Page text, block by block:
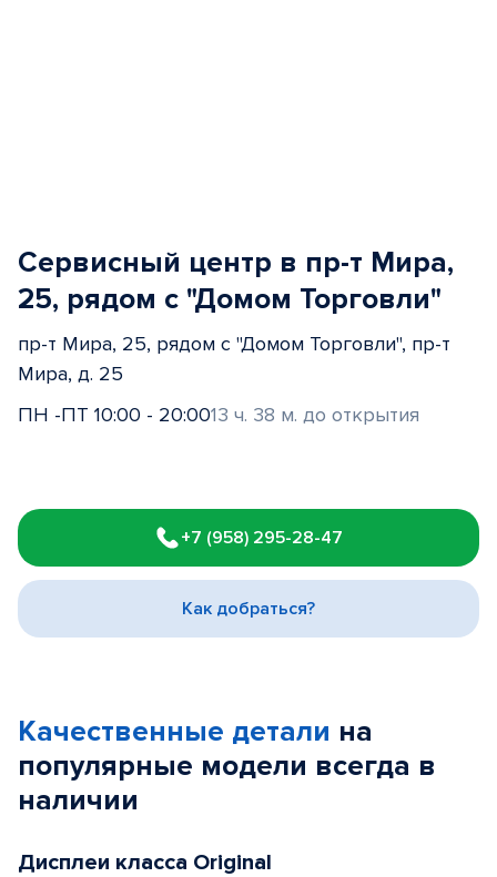
Сервисный центр в пр-т Мира,
25, рядом с "Домом Торговли"
пр-т Мира, 25, рядом с "Домом Торговли", пр-т
Мира, д. 25
ПН -ПТ 10:00 - 20:0013 ч. 38 м. до открытия
1
of
3
+7 (958) 295-28-47
Как добраться?
Качественные детали на
популярные модели всегда в
наличии
Дисплеи класса Original